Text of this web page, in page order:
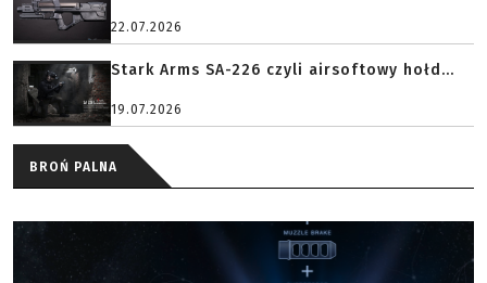
22.07.2026
Stark Arms SA-226 czyli airsoftowy hołd...
19.07.2026
BROŃ PALNA